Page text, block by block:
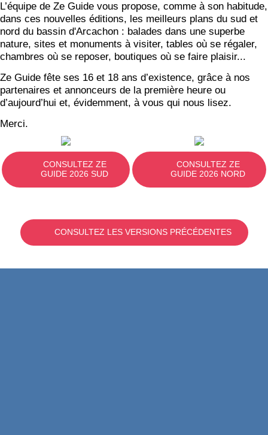
L’équipe de Ze Guide vous propose, comme à son habitude,
dans ces nouvelles éditions, les meilleurs plans du sud et
nord du bassin d'Arcachon : balades dans une superbe
nature, sites et monuments à visiter, tables où se régaler,
chambres où se reposer, boutiques où se faire plaisir...
Ze Guide fête ses 16 et 18 ans d’existence, grâce à nos
partenaires et annonceurs de la première heure ou
d’aujourd’hui et, évidemment, à vous qui nous lisez.
Merci.
CONSULTEZ ZE
GUIDE 2026 SUD
CONSULTEZ ZE
GUIDE 2026 NORD
CONSULTEZ LES VERSIONS PRÉCÉDENTES